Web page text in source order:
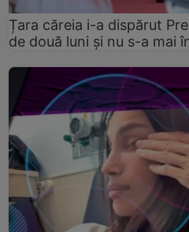
Țara căreia i-a dispărut
de două luni și nu s-a mai